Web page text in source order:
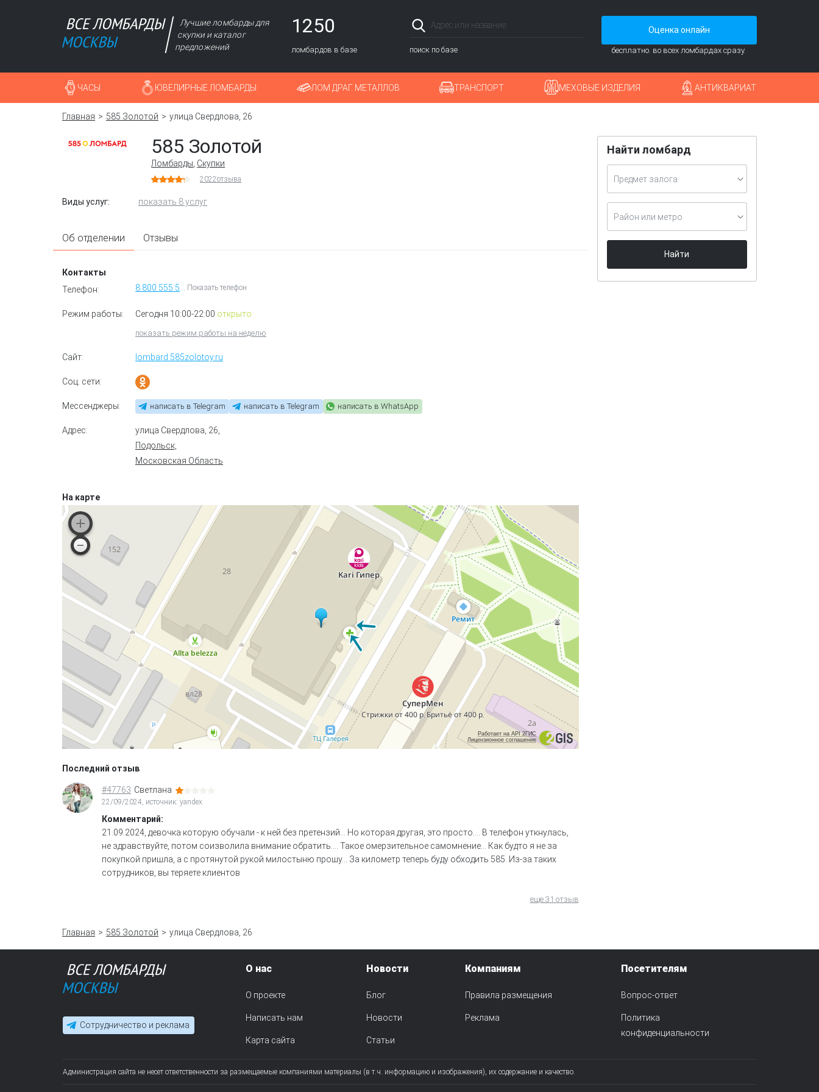
Лучшие ломбарды для
скупки и каталог
предложений
1250
ломбардов в базе поиск по базе
Оценка онлайн
бесплатно. во всех ломбардах сразу.
ЧАСЫ ЮВЕЛИРНЫЕ ЛОМБАРДЫ ЛОМ ДРАГ. МЕТАЛЛОВ ТРАНСПОРТ МЕХОВЫЕ ИЗДЕЛИЯ АНТИКВАРИАТ
Главная 585 Золотой улица Свердлова, 26
585 Золотой
Ломбарды Скупки
2022отзыва
Виды услуг: показать 8 услуг
Об отделении Отзывы
Контакты
Телефон:
Показать телефон
Режим работы: Сегодня 10:00-22:00 открыто
показать режим работы на неделю
Сайт: lombard.585zolotoy.ru
Соц. сети:
Мессенджеры: написать в Telegram написать в Telegram написать в WhatsApp
Адрес: улица Свердлова, 26
Подольск,
Московская Область
На карте
Работает на API 2ГИС
Лицензионное соглашение
Последний отзыв
#47763 Светлана
22/09/2024, источник: yandex
Комментарий:
21.09.2024, девочка которую обучали - к ней без претензий... Но которая другая, это просто.... В телефон уткнулась,
не здравствуйте, потом соизволила внимание обратить.... Такое омерзительное самомнение... Как будто я не за
покупкой пришла, а с протянутой рукой милостыню прошу... За километр теперь буду обходить 585. Из-за таких
сотрудников, вы теряете клиентов
еще 31 отзыв
Найти ломбард
Предмет залога
Район или метро
Найти
Главная 585 Золотой улица Свердлова, 26
О нас
О проекте
Написать нам
Карта сайта
Новости
Блог
Новости
Статьи
Компаниям
Правила размещения
Реклама
Посетителям
Вопрос-ответ
Политика
конфиденциальности
Сотрудничество и реклама
Администрация сайта не несет ответственности за размещаемые компаниями материалы (в т.ч. информацию и изображения), их содержание и качество.